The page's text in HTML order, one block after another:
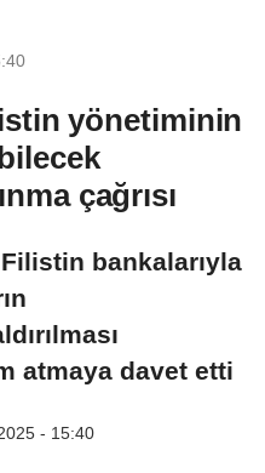
yönetiminin
çağrısı
bankalarıyla
atmaya davet etti
- 15:40